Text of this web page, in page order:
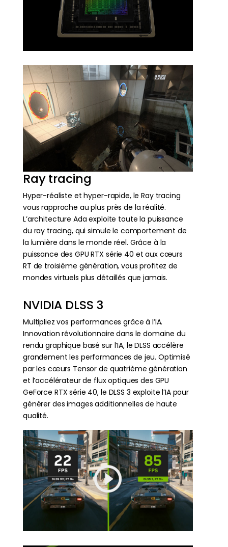
Ray tracing
Hyper-réaliste et hyper-rapide, le Ray tracing
vous rapproche au plus près de la réalité.
L’architecture Ada exploite toute la puissance
du ray tracing, qui simule le comportement de
la lumière dans le monde réel. Grâce à la
puissance des GPU RTX série 40 et aux cœurs
RT de troisième génération, vous profitez de
mondes virtuels plus détaillés que jamais.
NVIDIA DLSS 3
Multipliez vos performances grâce à l’IA.
Innovation révolutionnaire dans le domaine du
rendu graphique basé sur l’IA, le DLSS accélère
grandement les performances de jeu. Optimisé
par les cœurs Tensor de quatrième génération
et l’accélérateur de flux optiques des GPU
GeForce RTX série 40, le DLSS 3 exploite l’IA pour
générer des images additionnelles de haute
qualité.